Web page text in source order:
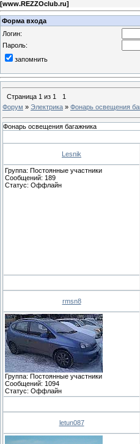
[www.REZZOclub.ru]
Форма входа
Логин:
Пароль:
запомнить
Страница 1 из 1
1
Форум » Электрика » Фонарь освещения
Фонарь освещения багажника
Lesnik
Группа: Постоянные участники
Сообщений: 189
Статус: Оффлайн
rmsn8
Группа: Постоянные участники
Сообщений: 1094
Статус: Оффлайн
letun087